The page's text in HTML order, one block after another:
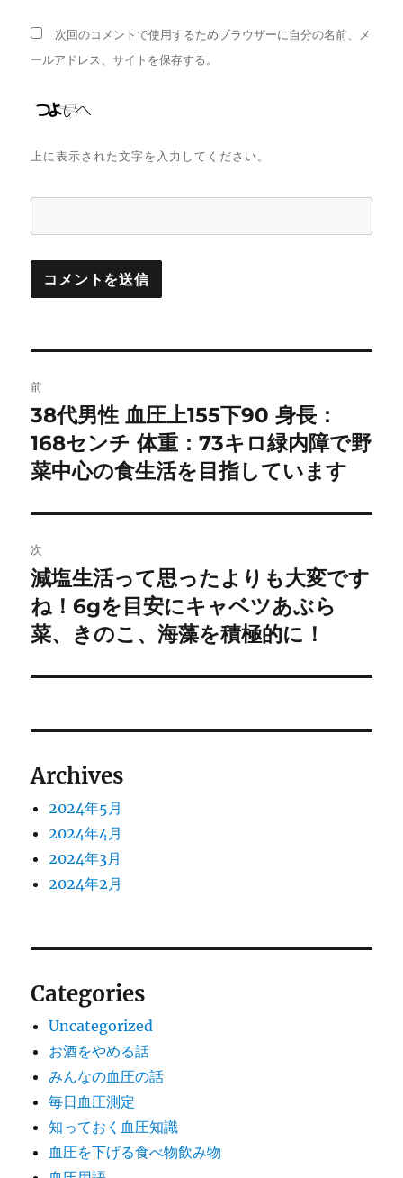
次回のコメントで使用するためブラウザーに自分の名前、メ
ールアドレス、サイトを保存する。
上に表示された文字を入力してください。
稿
ナ
ビ
ゲ
ー
シ
ョ
ン
前
前
の
投
38代男性 血圧上155下90 身長：
168センチ 体重：73キロ緑内障で野
菜中心の食生活を目指しています
次
次
の
投
減塩生活って思ったよりも大変です
ね！6gを目安にキャベツあぶら
菜、きのこ、海藻を積極的に！
Archives
2024年5月
2024年4月
2024年3月
2024年2月
Categories
Uncategorized
お酒をやめる話
みんなの血圧の話
毎日血圧測定
知っておく血圧知識
血圧を下げる食べ物飲み物